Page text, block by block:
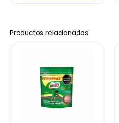
Productos relacionados